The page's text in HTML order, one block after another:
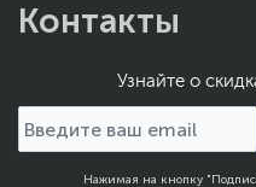
Контакты
Узнайте о
Нажимая на кнопку